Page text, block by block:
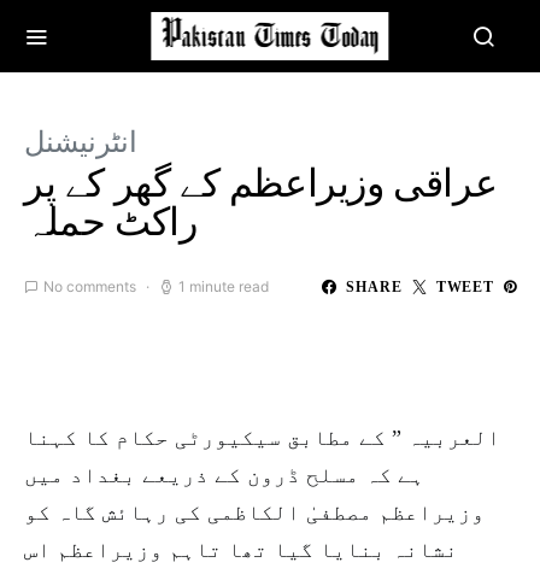
انٹرنیشنل
عراقی وزیراعظم کے گھر کے پر
راکٹ حملہ
No comments 1 minute read SHARE TWEET
العربیہ ” کے مطابق سیکیورٹی حکام کا کہنا
ہے کہ مسلح ڈرون کے ذریعے بغداد میں
وزیراعظم مصطفیٰ الکاظمی کی رہائش گاہ کو
نشانہ بنایا گیا تھا تاہم وزیراعظم اس